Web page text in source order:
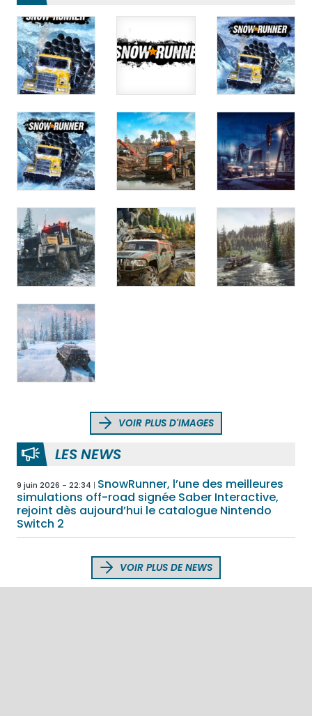
VOIR PLUS D'IMAGES
LES NEWS
9 juin 2026 - 22:34
SnowRunner, l’une des meilleures
simulations off-road signée Saber Interactive,
rejoint dès aujourd’hui le catalogue Nintendo
Switch 2
VOIR PLUS DE NEWS